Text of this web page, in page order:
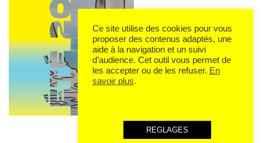
Ce site utilise des cookies pour vous
proposer des contenus adaptés, une
aide à la navigation et un suivi
d’audience. Cet outil vous permet de
les accepter ou de les refuser. En
savoir plus.
REGLAGES